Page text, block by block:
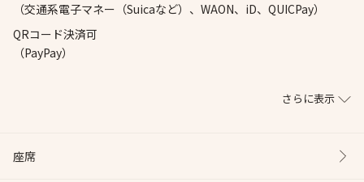
（交通系電子マネー（Suicaなど）、WAON、iD、QUICPay）
QRコード決済可
（PayPay）
さらに表示
座席